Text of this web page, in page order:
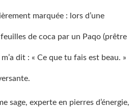
marquée : lors d’une
de coca par un Paqo (prêtre
dit : « Ce que tu fais est beau. »
sage, experte en pierres d’énergie,